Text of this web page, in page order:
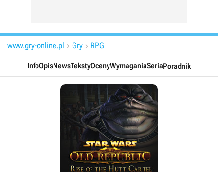
www.gry-online.pl  Gry  RPG
InfoOpisNewsTekstyOcenyWymaganiaSeriaPoradnik